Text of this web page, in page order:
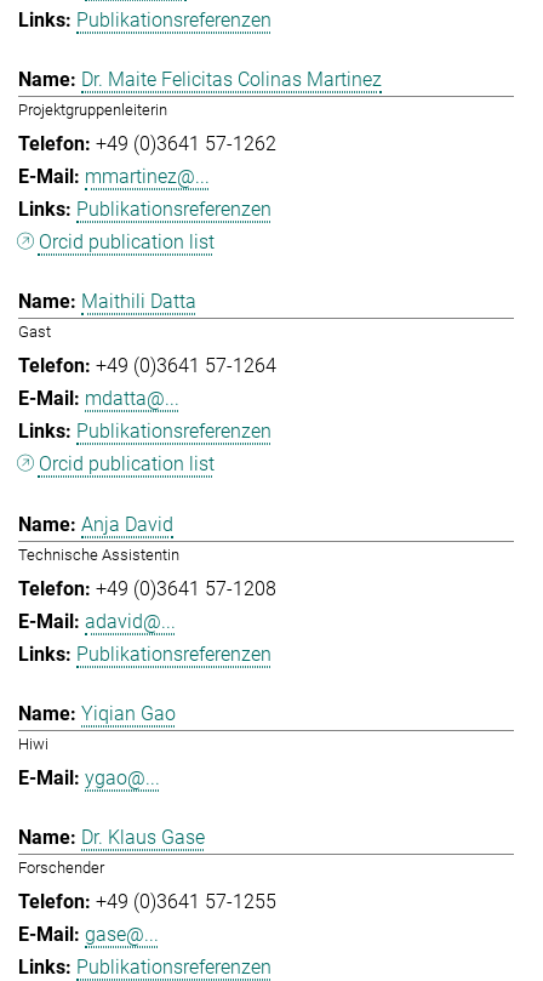
Publikationsreferenzen
Dr. Maite Felicitas Colinas Martinez
Projektgruppenleiterin
+49 (0)3641 57-1262
mmartinez@...
Publikationsreferenzen
Orcid publication list
Maithili Datta
Gast
+49 (0)3641 57-1264
mdatta@...
Publikationsreferenzen
Orcid publication list
Anja David
Technische Assistentin
+49 (0)3641 57-1208
adavid@...
Publikationsreferenzen
Yiqian Gao
Hiwi
ygao@...
Dr. Klaus Gase
Forschender
+49 (0)3641 57-1255
gase@...
Publikationsreferenzen